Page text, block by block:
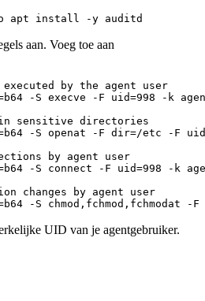
aan. Voeg toe aan
executed by the agent user
-S execve -F uid=998 -k
sensitive directories
-S openat -F dir=/etc -F
by agent user
-S connect -F uid=998 -k
changes by agent user
-S chmod
UID van je agentgebruiker.